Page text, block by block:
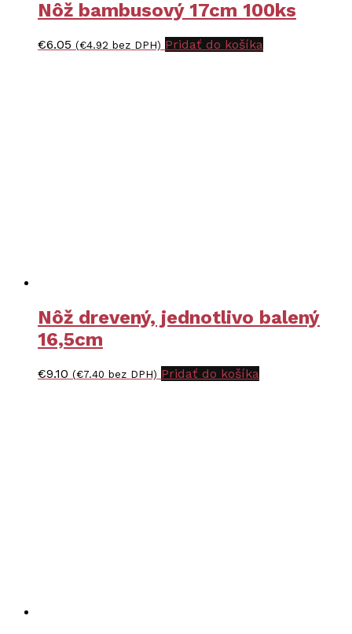
Nôž bambusový 17cm 100ks
€6.05 (€4.92 bez DPH) Pridať do košíka
Nôž drevený, jednotlivo balený
16,5cm
€9.10 (€7.40 bez DPH) Pridať do košíka